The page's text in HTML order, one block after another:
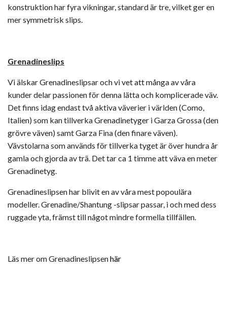
konstruktion har fyra vikningar, standard är tre, vilket ger en
mer symmetrisk slips.
Grenadineslips
Vi älskar Grenadineslipsar och vi vet att många av våra
kunder delar passionen för denna lätta och komplicerade väv.
Det finns idag endast två aktiva väverier i världen (Como,
Italien) som kan tillverka Grenadinetyger i Garza Grossa (den
grövre väven) samt Garza Fina (den finare väven).
Vävstolarna som används för tillverka tyget är över hundra år
gamla och gjorda av trä. Det tar ca 1 timme att väva en meter
Grenadinetyg.
Grenadineslipsen har blivit en av våra mest popoulära
modeller. Grenadine/Shantung -slipsar passar, i och med dess
ruggade yta, främst till något mindre formella tillfällen.
Läs mer om Grenadineslipsenhär